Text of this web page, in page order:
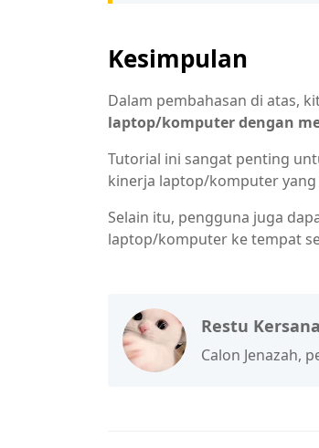
Kesimpulan
Dalam pembahasan di atas,
laptop/komputer dengan
Tutorial ini sangat penting
kinerja laptop/komputer yang
Selain itu, pengguna juga
laptop/komputer ke tempat
Restu Kersana
Calon Jenazah,